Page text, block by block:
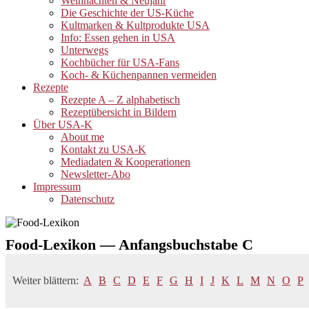
Die Geschichte der US-Küche
Kultmarken & Kultprodukte USA
Info: Essen gehen in USA
Unterwegs
Kochbücher für USA-Fans
Koch- & Küchenpannen vermeiden
Rezepte
Rezepte A – Z alphabetisch
Rezeptübersicht in Bildern
Über USA-K
About me
Kontakt zu USA-K
Mediadaten & Kooperationen
Newsletter-Abo
Impressum
Datenschutz
Food-Lexikon — Anfangsbuchstabe C
Weiter blättern: A B C D E F G H I J K L M N O P